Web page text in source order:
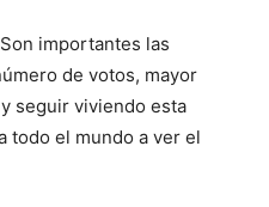
importantes las
de votos, mayor
seguir viviendo esta
todo el mundo a ver el